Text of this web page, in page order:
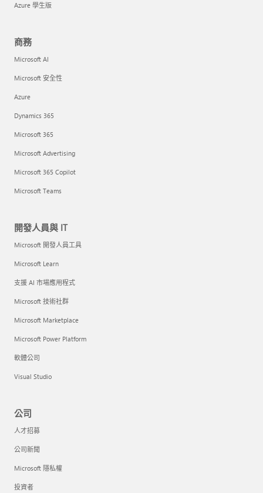
Azure 學生版
商務
Microsoft AI
Microsoft 安全性
Azure
Dynamics 365
Microsoft 365
Microsoft Advertising
Microsoft 365 Copilot
Microsoft Teams
開發人員與 IT
Microsoft 開發人員工具
Microsoft Learn
支援 AI 市場應用程式
Microsoft 技術社群
Microsoft Marketplace
Microsoft Power Platform
軟體公司
Visual Studio
公司
人才招募
公司新聞
Microsoft 隱私權
投資者